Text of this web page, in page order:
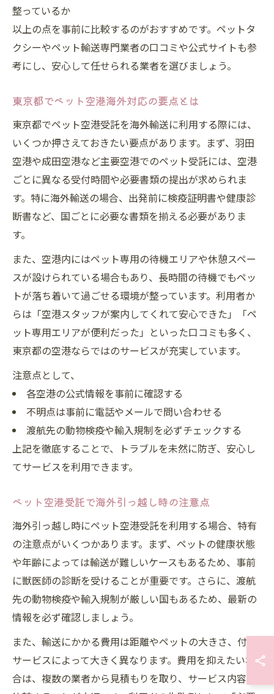
整っているか
以上の点を事前に比較するのがおすすめです。ペットタ
クシーやペット輸送専門業者の口コミや公式サイトも参
考にし、安心して任せられる業者を選びましょう。
東京都でペット空港海外対応の要点とは
東京都でペット空港受託を海外輸送に利用する際には、
いくつか押さえておきたい要点があります。まず、羽田
空港や成田空港など主要空港でのペット受託には、空港
ごとに異なる受付時間や必要書類の提出が求められま
す。特に海外輸送の場合、出発前に検疫証明書や健康診
断書など、国ごとに必要な書類を揃える必要がありま
す。
また、空港内にはペット専用の待機エリアや休憩スペー
スが設けられている場合もあり、長時間の待機でもペッ
トが落ち着いて過ごせる環境が整っています。利用者か
らは「空港スタッフが案内してくれて安心できた」「ペ
ット専用エリアが便利だった」といった口コミも多く、
東京都の空港ならではのサービスが充実しています。
注意点として、
各空港の公式情報を事前に確認する
不明点は事前に電話やメールで問い合わせる
渡航先の動物検疫や輸入規制を必ずチェックする
上記を徹底することで、トラブルを未然に防ぎ、安心し
てサービスを利用できます。
ペット空港受託で海外引っ越し時の注意点
海外引っ越し時にペット空港受託を利用する場合、特有
の注意点がいくつかあります。まず、ペットの健康状態
や年齢によっては輸送が難しいケースもあるため、事前
に獣医師の診断を受けることが重要です。さらに、渡航
先の動物検疫や輸入規制が厳しい国もあるため、最新の
情報を必ず確認しましょう。
また、輸送にかかる費用は距離やペットの大きさ、付帯
サービスによって大きく異なります。費用を抑えたい場
合は、複数の業者から見積もりを取り、サービス内容を